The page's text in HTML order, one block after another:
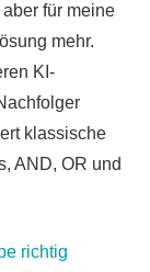
für meine
mehr.
KI-
klassische
AND, OR und
richtig